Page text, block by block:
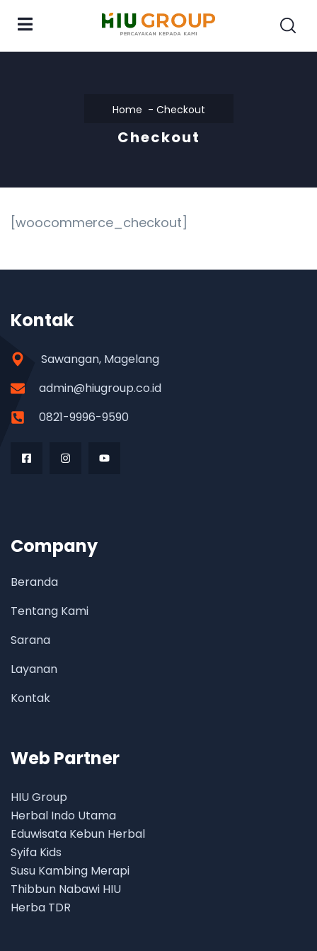
Home Checkout
Checkout
[woocommerce_checkout]
Kontak
Sawangan, Magelang
admin@hiugroup.co.id
0821-9996-9590
Company
Beranda
Tentang Kami
Sarana
Layanan
Kontak
Web Partner
HIU Group
Herbal Indo Utama
Eduwisata Kebun Herbal
Syifa Kids
Susu Kambing Merapi
Thibbun Nabawi HIU
Herba TDR